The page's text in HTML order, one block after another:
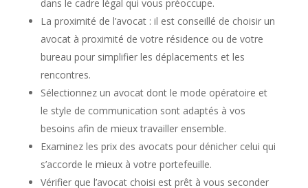
dans le cadre légal qui vous préoccupe.
La proximité de l’avocat : il est conseillé de choisir un
avocat à proximité de votre résidence ou de votre
bureau pour simplifier les déplacements et les
rencontres.
Sélectionnez un avocat dont le mode opératoire et
le style de communication sont adaptés à vos
besoins afin de mieux travailler ensemble.
Examinez les prix des avocats pour dénicher celui qui
s’accorde le mieux à votre portefeuille.
Vérifier que l’avocat choisi est prêt à vous seconder